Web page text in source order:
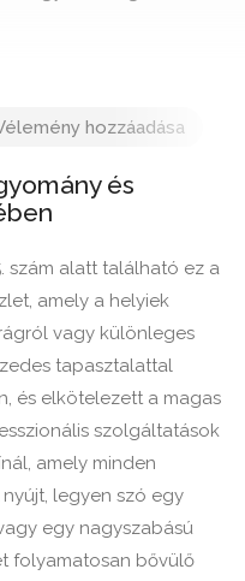
Magyarország
hozzáadása
és
szám alatt található ez a
amely a helyiek
vagy különleges
tapasztalattal
és elkötelezett a magas
szolgáltatások
amely minden
legyen szó egy
egy nagyszabású
folyamatosan bővülő